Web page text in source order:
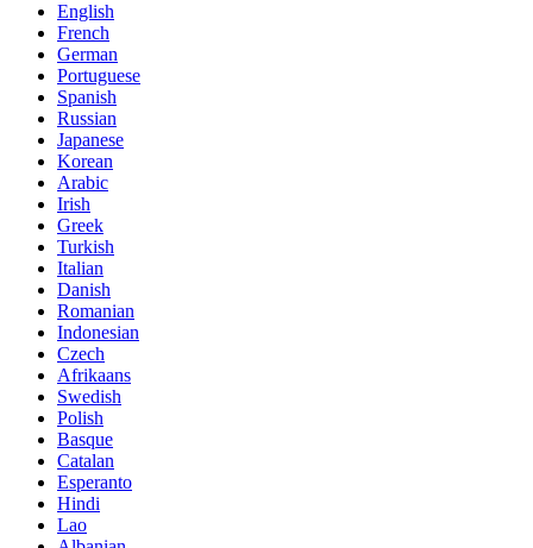
English
French
German
Portuguese
Spanish
Russian
Japanese
Korean
Arabic
Irish
Greek
Turkish
Italian
Danish
Romanian
Indonesian
Czech
Afrikaans
Swedish
Polish
Basque
Catalan
Esperanto
Hindi
Lao